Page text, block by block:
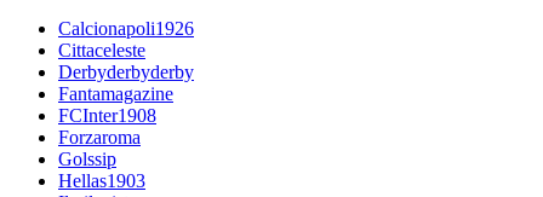
Calcionapoli1926
Cittaceleste
Derbyderbyderby
Fantamagazine
FCInter1908
Forzaroma
Golssip
Hellas1903